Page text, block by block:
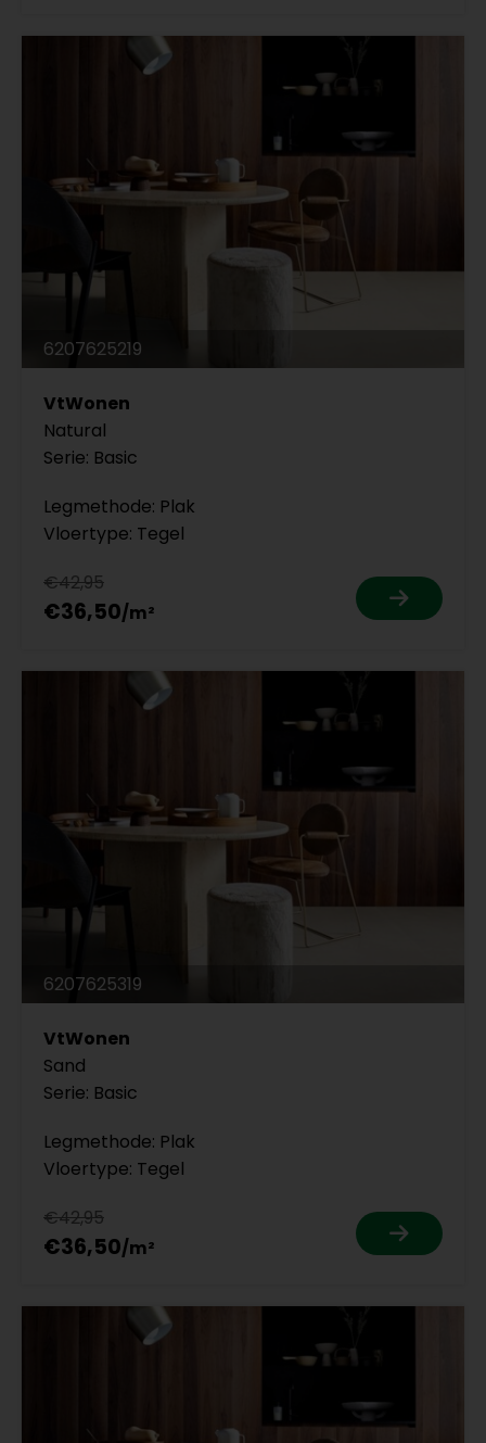
6207625219
VtWonen
Natural
Serie: Basic
Legmethode: Plak
Vloertype: Tegel
€42,95
€36,50
6207625319
VtWonen
Sand
Serie: Basic
Legmethode: Plak
Vloertype: Tegel
€42,95
€36,50